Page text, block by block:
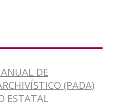
DE
(PADA)
ESTATAL